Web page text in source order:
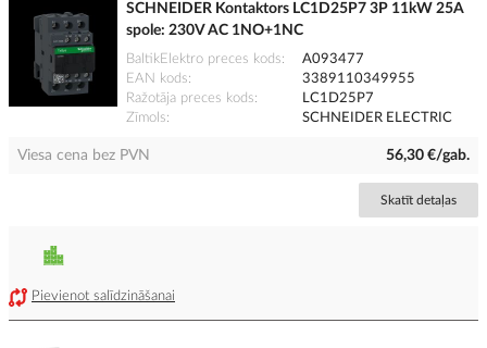
SCHNEIDER Kontaktors LC1D25P7 3P 11kW 25A
spole: 230V AC 1NO+1NC
BaltikElektro preces kods
A093477
EAN kods
3389110349955
Ražotāja preces kods
LC1D25P7
Zīmols
SCHNEIDER ELECTRIC
Viesa cena bez PVN 56,30 €/gab.
Skatīt detaļas
Pievienot salīdzināšanai